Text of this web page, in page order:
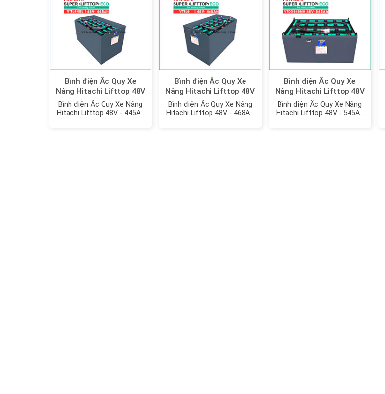
Bình điện Ắc Quy Xe
Nâng Hitachi Lifttop 48V
- 445Ah model: VTIL445L
Bình điện Ắc Quy Xe Nâng
Hitachi Lifttop 48V - 445Ah
Bình điện Ắc Quy Xe
Nâng Hitachi Lifttop 48V
- 468Ah model: VTIL6
Bình điện Ắc Quy Xe Nâng
Hitachi Lifttop 48V - 468Ah
Bình điện Ắc Quy Xe
Nâng Hitachi Lifttop 48V
- 545Ah model:
VTDX545MH
Bình điện Ắc Quy Xe Nâng
Hitachi Lifttop 48V - 545Ah